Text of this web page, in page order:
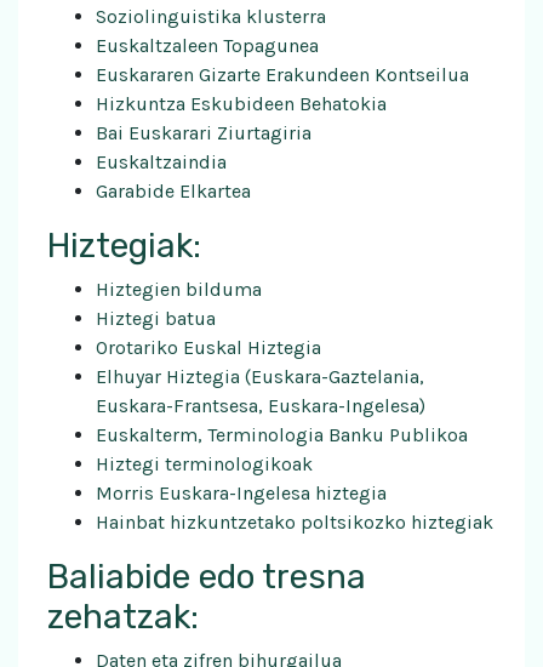
Soziolinguistika klusterra
Euskaltzaleen Topagunea
Euskararen Gizarte Erakundeen Kontseilua
Hizkuntza Eskubideen Behatokia
Bai Euskarari Ziurtagiria
Euskaltzaindia
Garabide Elkartea
Hiztegiak:
Hiztegien bilduma
Hiztegi batua
Orotariko Euskal Hiztegia
Elhuyar Hiztegia (Euskara-Gaztelania,
Euskara-Frantsesa, Euskara-Ingelesa)
Euskalterm, Terminologia Banku Publikoa
Hiztegi terminologikoak
Morris Euskara-Ingelesa hiztegia
Hainbat hizkuntzetako poltsikozko hiztegiak
Baliabide edo tresna
zehatzak:
Daten eta zifren bihurgailua